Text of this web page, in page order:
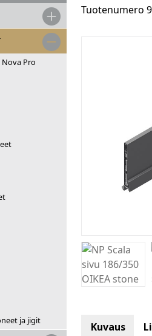
Pro
ja jigit
Tuotenumero
Kuvaus